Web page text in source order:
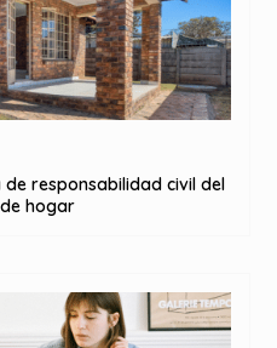
responsabilidad civil del
hogar